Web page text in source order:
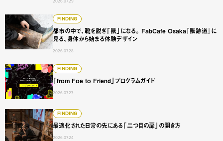
2026.07.29
FINDING
都市の中で、靴を脱ぎ「獣」になる。 FabCafe Osaka『獣跡道』に
見る、身体から始まる体験デザイン
2026.07.28
都市の中で、靴を脱ぎ「獣」になる。 FabCafe Osaka『獣
FINDING
「from Foe to Friend」プログラムガイド
2026.07.27
「from Foe to Friend」プログラムガイド
FINDING
最適化された日常の先にある「二つ目の扉」の開き方
2026.07.24
最適化された日常の先にある「二つ目の扉」の開き方